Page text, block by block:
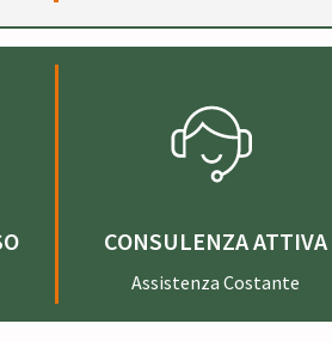
CONSULENZA ATTIVA
Assistenza Costante